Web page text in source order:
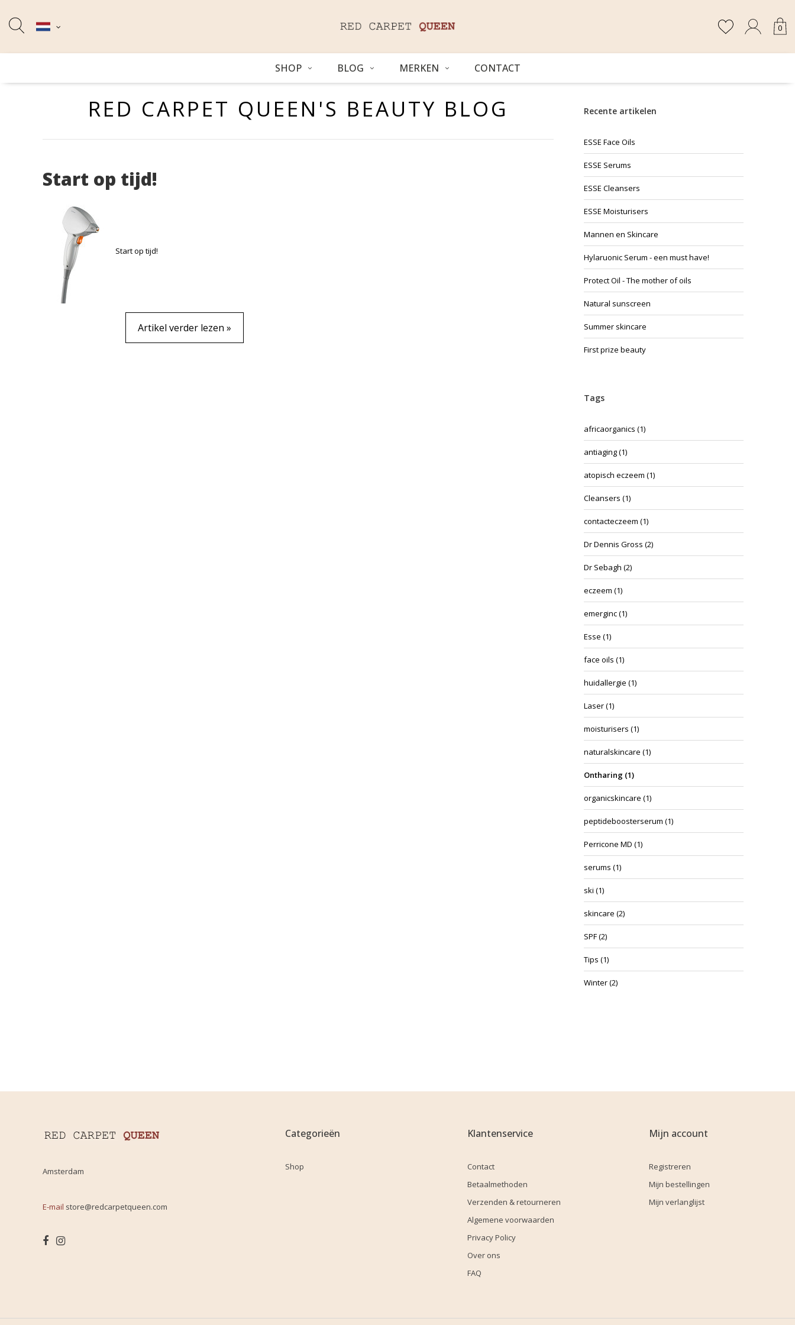
0
SHOP BLOG MERKEN CONTACT
RED CARPET QUEEN'S BEAUTY BLOG
Start op tijd!
Start op tijd!
Artikel verder lezen »
Recente artikelen
ESSE Face Oils
ESSE Serums
ESSE Cleansers
ESSE Moisturisers
Mannen en Skincare
Hylaruonic Serum - een must have!
Protect Oil - The mother of oils
Natural sunscreen
Summer skincare
First prize beauty
Tags
africaorganics (1)
antiaging(1)
atopisch eczeem (1)
Cleansers (1)
contacteczeem (1)
Dr Dennis Gross (2)
Dr Sebagh (2)
eczeem (1)
emerginc(1)
Esse (1)
face oils (1)
huidallergie (1)
Laser(1)
moisturisers (1)
naturalskincare (1)
Ontharing (1)
organicskincare (1)
peptideboosterserum (1)
Perricone MD (1)
serums (1)
ski (1)
skincare (2)
SPF(2)
Tips (1)
Winter(2)
Amsterdam
E-mail store@redcarpetqueen.com
Categorieën
Shop
Klantenservice
Contact
Betaalmethoden
Verzenden & retourneren
Algemene voorwaarden
Privacy Policy
Over ons
FAQ
Mijn account
Registreren
Mijn bestellingen
Mijn verlanglijst